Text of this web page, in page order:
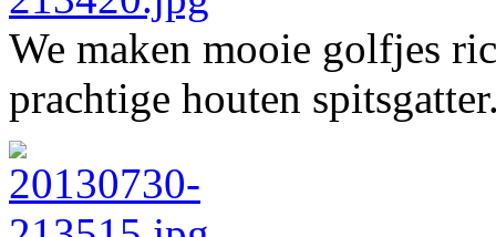
We maken mooie golfjes
prachtige houten